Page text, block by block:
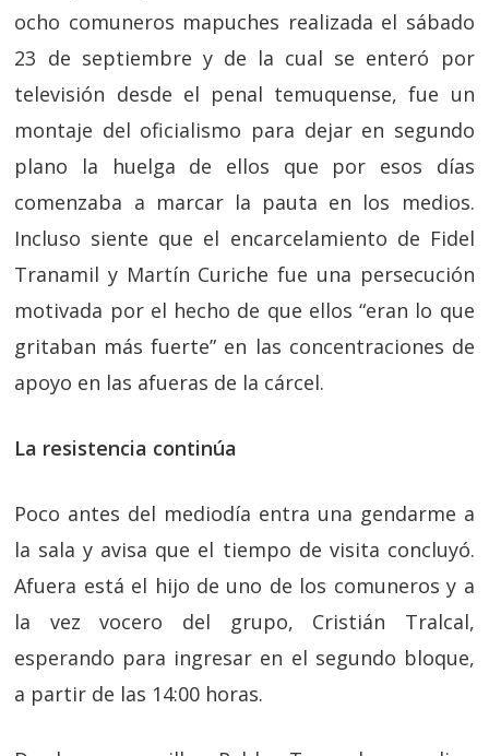
ocho comuneros mapuches realizada el sábado
23 de septiembre y de la cual se enteró por
televisión desde el penal temuquense, fue un
montaje del oficialismo para dejar en segundo
plano la huelga de ellos que por esos días
comenzaba a marcar la pauta en los medios.
Incluso siente que el encarcelamiento de Fidel
Tranamil y Martín Curiche fue una persecución
motivada por el hecho de que ellos “eran lo que
gritaban más fuerte” en las concentraciones de
apoyo en las afueras de la cárcel.
La resistencia continúa
Poco antes del mediodía entra una gendarme a
la sala y avisa que el tiempo de visita concluyó.
Afuera está el hijo de uno de los comuneros y a
la vez vocero del grupo, Cristián Tralcal,
esperando para ingresar en el segundo bloque,
a partir de las 14:00 horas.